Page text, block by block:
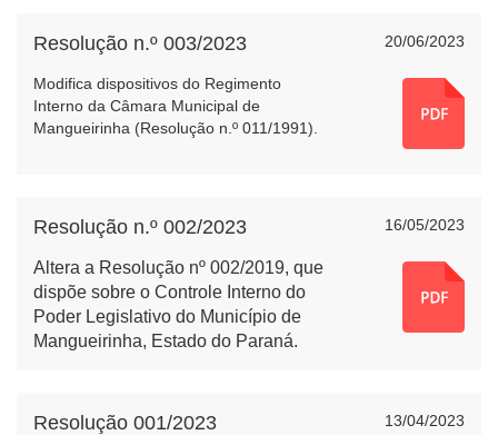
20/06/2023
Resolução n.º 003/2023
Modifica dispositivos do Regimento
Interno da Câmara Municipal de
Mangueirinha (Resolução n.º 011/1991).
16/05/2023
Resolução n.º 002/2023
Altera a Resolução nº 002/2019, que
dispõe sobre o Controle Interno do
Poder Legislativo do Município de
Mangueirinha, Estado do Paraná.
13/04/2023
Resolução 001/2023